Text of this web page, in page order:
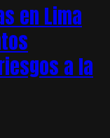
en Lima
a la